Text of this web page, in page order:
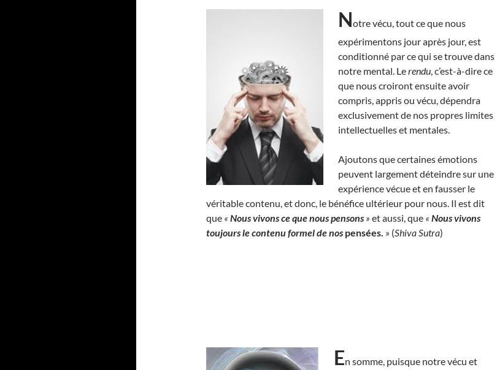
Notre vécu, tout ce que nous
expérimentons jour après jour, est
conditionné par ce qui se trouve dans
notre mental. Lerendu, c’est-à-dire ce
que nous croiront ensuite avoir
compris, appris ou vécu, dépendra
exclusivement de nos propres limites
intellectuelles et mentales.
Ajoutons que certaines émotions
peuvent largement déteindre sur une
expérience vécue et en fausser le
véritable contenu, et donc, le bénéfice ultérieur pour nous. Il est dit
que « Nous vivons ce que nous pensons » et aussi, que « Nous vivons
toujours le contenu formel de nos pensées. » (Shiva Sutra)
En somme, puisque notre vécu et